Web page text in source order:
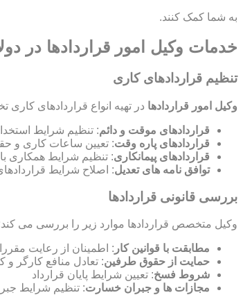
به شما کمک کنند.
خدمات وکیل امور قراردادها در
تنظیم قراردادهای کاری
وکیل امور قراردادها در تهیه انواع قراردادهای
قراردادهای موقت و دائم: تنظیم شرایط
قراردادهای پاره وقت: تعیین ساعات کاری و
قراردادهای پیمانکاری: تنظیم شرایط همکاری با
توافق نامه های تعدیل: اصلاح شرایط
بررسی قانونی قراردادها
وکیل متخصص قراردادها موارد زیر را بررسی می
مطابقت با قوانین کار : اطمینان از رعایت
حمایت از حقوق طرفین: تعادل منافع کارگر و
شروط فسخ: تعیین شرایط پایان قرارداد
مجازات ها و جبران خسارت: تنظیم شرایط